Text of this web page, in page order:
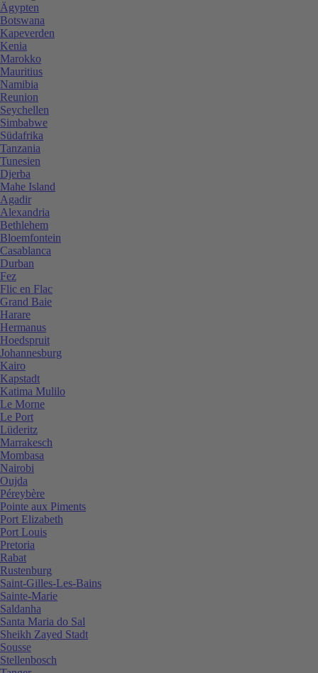
Ägypten
Botswana
Kapeverden
Kenia
Marokko
Mauritius
Namibia
Reunion
Seychellen
Simbabwe
Südafrika
Tanzania
Tunesien
Djerba
Mahe Island
Agadir
Alexandria
Bethlehem
Bloemfontein
Casablanca
Durban
Fez
Flic en Flac
Grand Baie
Harare
Hermanus
Hoedspruit
Johannesburg
Kairo
Kapstadt
Katima Mulilo
Le Morne
Le Port
Lüderitz
Marrakesch
Mombasa
Nairobi
Oujda
Péreybère
Pointe aux Piments
Port Elizabeth
Port Louis
Pretoria
Rabat
Rustenburg
Saint-Gilles-Les-Bains
Sainte-Marie
Saldanha
Santa Maria do Sal
Sheikh Zayed Stadt
Sousse
Stellenbosch